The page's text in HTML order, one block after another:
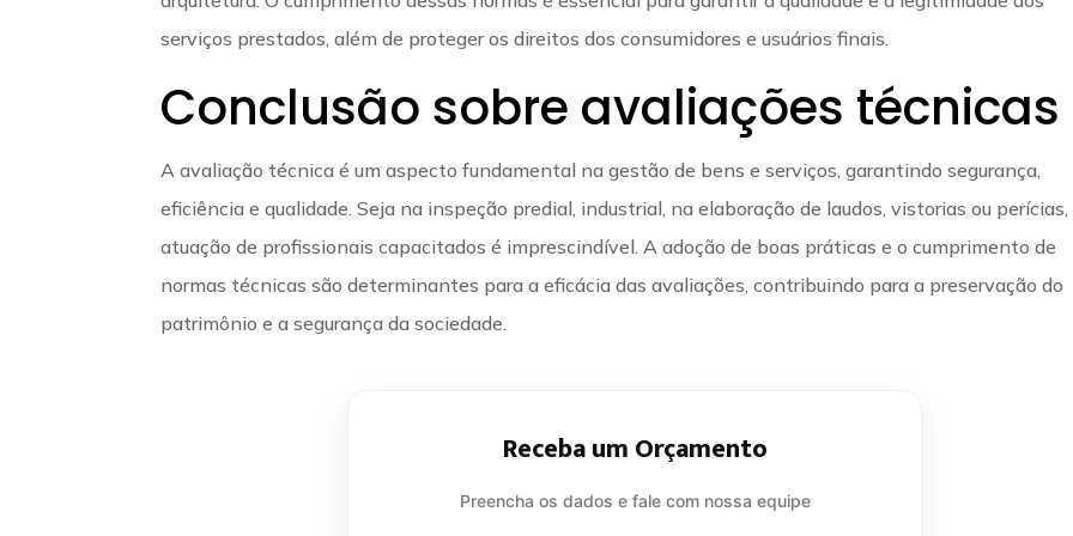
serviços prestados, além de proteger os direitos dos consumidores e usuários finais.
Conclusão sobre avaliações técnicas
A avaliação técnica é um aspecto fundamental na gestão de bens e serviços, garantindo segurança,
eficiência e qualidade. Seja na inspeção predial, industrial, na elaboração de laudos, vistorias ou perícias,
atuação de profissionais capacitados é imprescindível. A adoção de boas práticas e o cumprimento de
normas técnicas são determinantes para a eficácia das avaliações, contribuindo para a preservação do
patrimônio e a segurança da sociedade.
Receba um Orçamento
Preencha os dados e fale com nossa equipe